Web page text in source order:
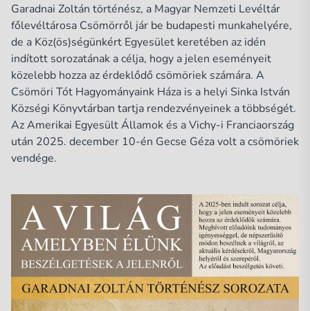
Garadnai Zoltán történész, a Magyar Nemzeti Levéltár
főlevéltárosa Csömörről jár be budapesti munkahelyére,
de a Köz(ös)ségünkért Egyesület keretében az idén
indított sorozatának a célja, hogy a jelen eseményeit
közelebb hozza az érdeklődő csömöriek számára. A
Csömöri Tót Hagyományaink Háza is a helyi Sinka István
Községi Könyvtárban tartja rendezvényeinek a többségét.
Az Amerikai Egyesült Államok és a Vichy-i Franciaország
után 2025. december 10-én Gecse Géza volt a csömöriek
vendége.